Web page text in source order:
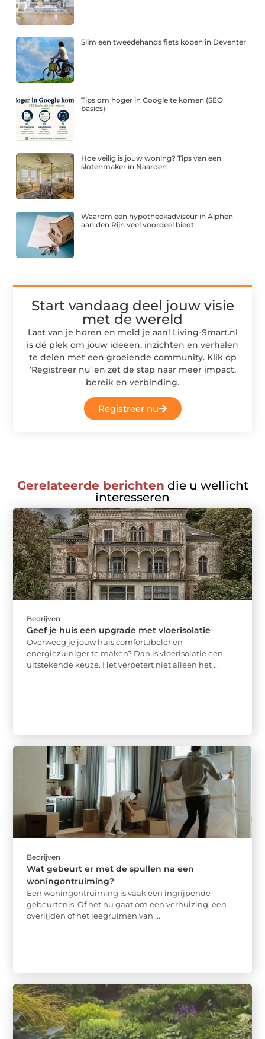
Slim een tweedehands fiets kopen in Deventer
Tips om hoger in Google te komen (SEO
basics)
Hoe veilig is jouw woning? Tips van een
slotenmaker in Naarden
Waarom een hypotheekadviseur in Alphen
aan den Rijn veel voordeel biedt
Start vandaag deel jouw visie
met de wereld
Laat van je horen en meld je aan! Living-Smart.nl
is dé plek om jouw ideeën, inzichten en verhalen
te delen met een groeiende community. Klik op
‘Registreer nu’ en zet de stap naar meer impact,
bereik en verbinding.
Registreer nu
Gerelateerde berichten die u wellicht
interesseren
Bedrijven
Geef je huis een upgrade met vloerisolatie
Overweeg je jouw huis comfortabeler en
energiezuiniger te maken? Dan is vloerisolatie een
uitstekende keuze. Het verbetert niet alleen het ...
Bedrijven
Wat gebeurt er met de spullen na een
woningontruiming?
Een woningontruiming is vaak een ingrijpende
gebeurtenis. Of het nu gaat om een verhuizing, een
overlijden of het leegruimen van ...